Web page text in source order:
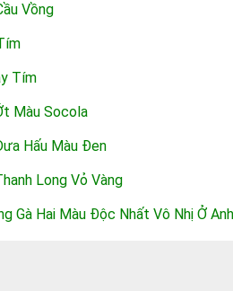
Vồng
Tím
Màu Socola
Hấu Màu Đen
Long Vỏ Vàng
Gà Hai Màu Độc Nhất Vô Nhị Ở Anh